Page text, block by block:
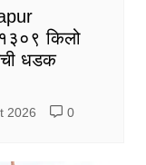
किलो
धडक
2026 0